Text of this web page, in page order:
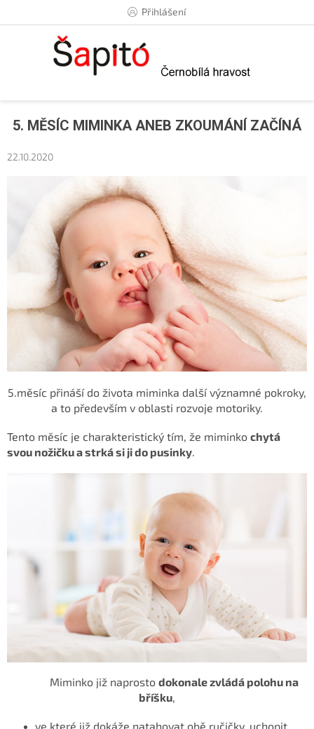
Přihlášení
5. MĚSÍC MIMINKA ANEB ZKOUMÁNÍ ZAČÍNÁ
22.10.2020
5.měsíc přináší do života miminka další významné pokroky,
a to především v oblasti rozvoje motoriky.
Tento měsíc je charakteristický tím, že miminko chytá
svou nožičku a strká si ji do pusinky.
Miminko již naprosto dokonale zvládá polohu na
bříšku
ve které již dokáže natahovat obě ručičky, uchopit